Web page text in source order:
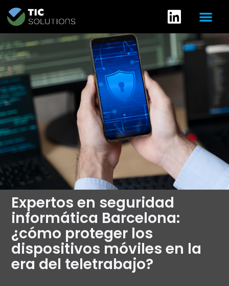
Expertos en seguridad
informática Barcelona:
¿cómo proteger los
dispositivos móviles en la
era del teletrabajo?